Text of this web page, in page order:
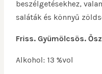
beszélgetésekhez,
saláták és könnyű
Friss. Gyümölcsös.
Alkohol: 13 %vol